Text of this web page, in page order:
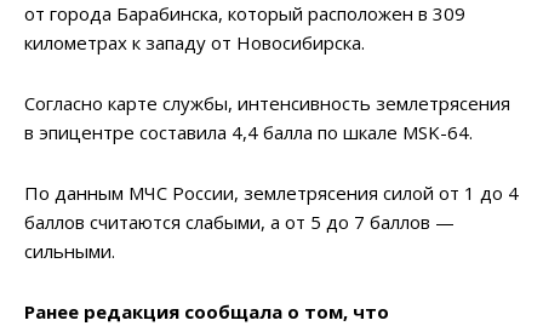
от города Барабинска, который расположен в 309
километрах к западу от Новосибирска.
Согласно карте службы, интенсивность землетрясения
в эпицентре составила 4,4 балла по шкале MSK-64.
По данным МЧС России, землетрясения силой от 1 до 4
баллов считаются слабыми, а от 5 до 7 баллов —
сильными.
Ранее редакция сообщала о том, что